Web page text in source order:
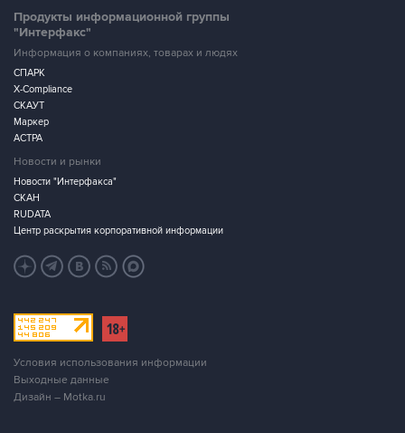
Продукты информационной группы
"Интерфакс"
Информация о компаниях, товарах и людях
СПАРК
X-Compliance
СКАУТ
Маркер
АСТРА
Новости и рынки
Новости "Интерфакса"
СКАН
RUDATA
Центр раскрытия корпоративной информации
Условия использования информации
Выходные данные
Дизайн – Motka.ru